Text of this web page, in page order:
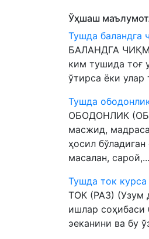
Ўҳшаш
Тушда баландга
БАЛАНДГА
ким тушида тоғ
ўтирса ёки
Тушда
ОБОДОНЛИК
масжид,
ҳосил
масалан, сарой,...
Тушда ток
ТОК (РАЗ) (Узум
ишлар соҳибаси
эеканини ва бу